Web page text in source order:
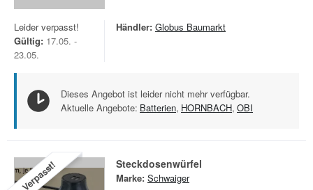
Leider verpasst!
Gültig: 17.05. -
23.05.
Händler: Globus Baumarkt
Dieses Angebot ist leider nicht mehr verfügbar.
Aktuelle Angebote: Batterien, HORNBACH, OBI
Verpasst! Steckdosenwürfel
Marke: Schwaiger